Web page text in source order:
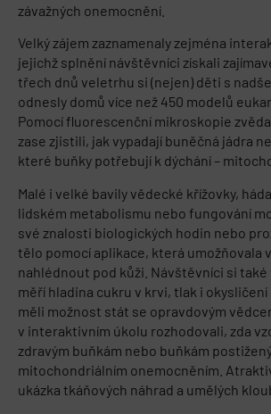
závažných onemocnění.
Velký zájem zaznamenaly zejména
jejichž splnění návštěvníci získali
třech dnů veletrhu si (nejen) děti s
odnesly domů více než 450 modelů
Pomocí fluorescenční mikroskopie
zase zjistili, jak vypadají buněčná jádra
které buňky potřebují k dýchání –
Malé i velké bavily vědecké křížovky,
lidském metabolismu nebo fungování
své znalosti biologických hodin nebo
tělo pomocí aplikace, která umožňovala
nahlédnout pod kůži. Návštěvníci si také
měří hladina cukru v krvi, tlak i okysličení
měli možnost stát se opravdovým
v interaktivním úkolu rozhodovali, zda
zdravým buňkám nebo buňkám
mitochondriálním onemocněním.
ukázka tkáňových náhrad a umělých